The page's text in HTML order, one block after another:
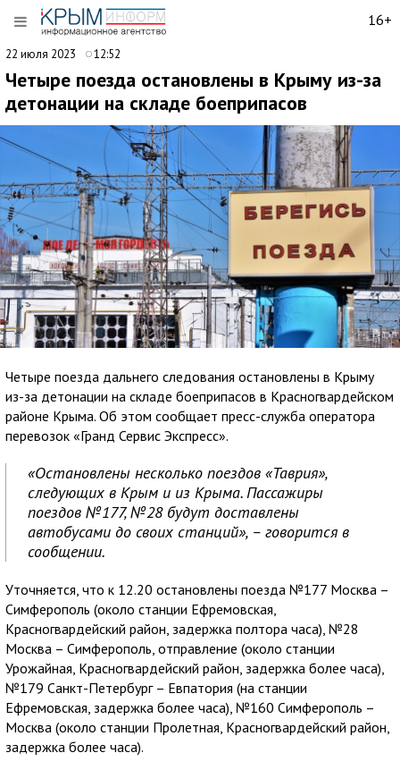
16+
22 июля 2023 12:52
Четыре поезда остановлены в Крыму из-за
детонации на складе боеприпасов
Четыре поезда дальнего следования остановлены в Крыму
из-за детонации на складе боеприпасов в Красногвардейском
районе Крыма. Об этом сообщает пресс-служба оператора
перевозок «Гранд Сервис Экспресс».
«Остановлены несколько поездов «Таврия»,
следующих в Крым и из Крыма. Пассажиры
поездов №177, №28 будут доставлены
автобусами до своих станций», – говорится в
сообщении.
Уточняется, что к 12.20 остановлены поезда №177 Москва –
Симферополь (около станции Ефремовская,
Красногвардейский район, задержка полтора часа), №28
Москва – Симферополь, отправление (около станции
Урожайная, Красногвардейский район, задержка более часа),
№179 Санкт-Петербург – Евпатория (на станции
Ефремовская, задержка более часа), №160 Симферополь –
Москва (около станции Пролетная, Красногвардейский район,
задержка более часа).